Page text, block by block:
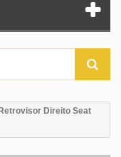
Direito Seat